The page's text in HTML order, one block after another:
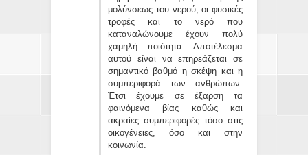
μολύνσεως του νερού, οι φυσικές
τροφές και το νερό που
καταναλώνουμε έχουν πολύ
χαμηλή ποιότητα. Αποτέλεσμα
αυτού είναι να επηρεάζεται σε
σημαντικό βαθμό η σκέψη και η
συμπεριφορά των ανθρώπων.
Έτσι έχουμε σε έξαρση τα
φαινόμενα βίας καθώς και
ακραίες συμπεριφορές τόσο στις
οικογένειες, όσο και στην
κοινωνία.